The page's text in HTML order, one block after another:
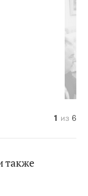
1 из 6
2 из 6
3 из 6
4 из 6
5 из 6
6 из 6
также